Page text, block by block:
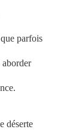
parfois
déserte